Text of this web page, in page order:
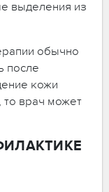
выделения из
обычно
после
кожи
то врач может